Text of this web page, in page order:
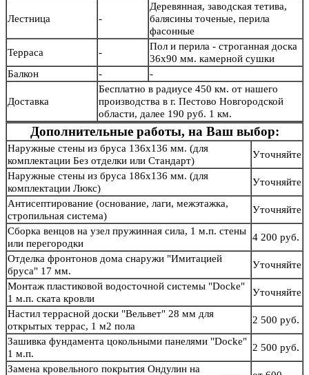
Лестница -
Деревянная, заводская тетива,
балясины точеные, перила
фасонные
Терраса
-
Пол и перила - строганная доска
36х90 мм. камерной сушки
Балкон
- -
Доставка
Бесплатно в радиусе 450 км. от нашего
производства в г. Пестово Новгородской
области, далее 190 руб. 1 км.
Дополнительные работы, на Ваш выбор:
Наружные стены из бруса 136х136 мм. (для
комплектации Без отделки или Стандарт)
Уточняйте
Наружные стены из бруса 186х136 мм. (для
комплектации Люкс)
Уточняйте
Антисептирование (основание, лаги, межэтажка,
стропильная система)
Уточняйте
Сборка венцов на узел пружинная сила, 1 м.п. стены
или перегородки
4 200 руб.
Отделка фронтонов дома снаружи "Имитацией
бруса" 17 мм.
Уточняйте
Монтаж пластиковой водосточной системы "Docke"
1 м.п. ската кровли
Уточняйте
Настил террасной доски "Вельвет" 28 мм для
открытых террас, 1 м2 пола
2 500 руб.
Зашивка фундамента цокольными панелями "Docke"
1 м.п.
2 500 руб.
Замена кровельного покрытия Ондулин на